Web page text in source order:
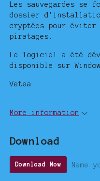
Les sauvegardes se
dossier
cryptées pour
piratages.
Le logiciel a été
disponible sur
Vetea
More information
Download
Download Now Name